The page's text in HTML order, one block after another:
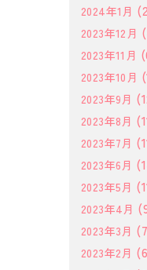
2024年1月
2023年12月
2023年11月
2023年10月
2023年9月
2023年8月
2023年7月
2023年6月
2023年5月
2023年4月
2023年3月
2023年2月